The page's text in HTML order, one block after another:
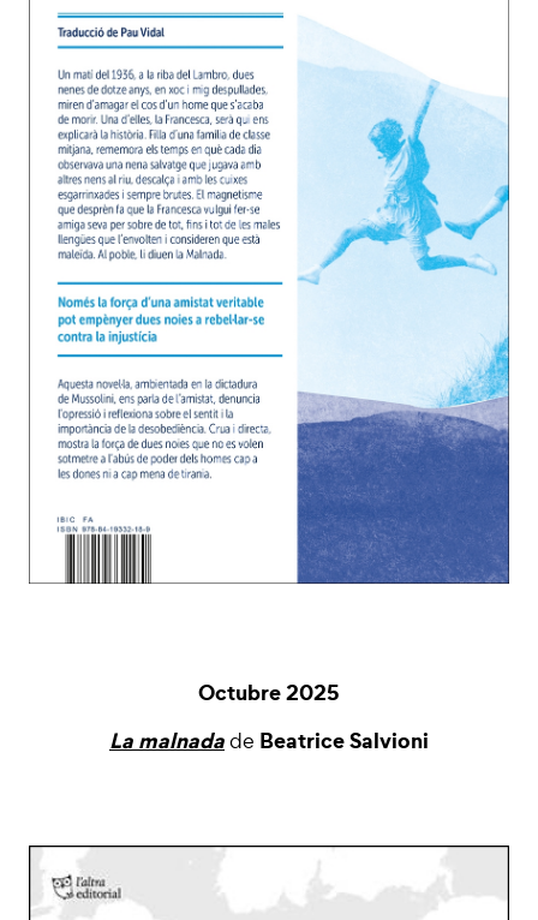
Octubre 2025
La malnadade Beatrice Salvioni